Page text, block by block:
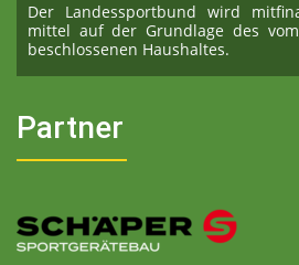
Der Landessportbund wird
mittel auf der Grundlage des
beschlossenen Haushaltes.
Partner